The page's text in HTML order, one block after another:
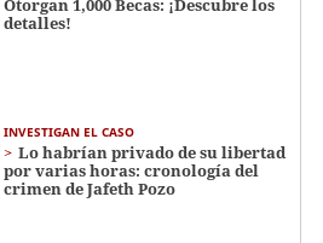
Otorgan 1,000 Becas: ¡Descubre los
detalles!
INVESTIGAN EL CASO
Lo habrían privado de su libertad
por varias horas: cronología del
crimen de Jafeth Pozo